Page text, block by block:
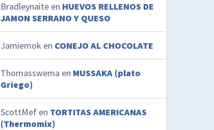
Bradleynaite en HUEVOS RELLENOS DE
JAMON SERRANO Y QUESO
Jamiemok en CONEJO AL CHOCOLATE
Thomasswema en MUSSAKA (plato
Griego)
ScottMef en TORTITAS AMERICANAS
(Thermomix)